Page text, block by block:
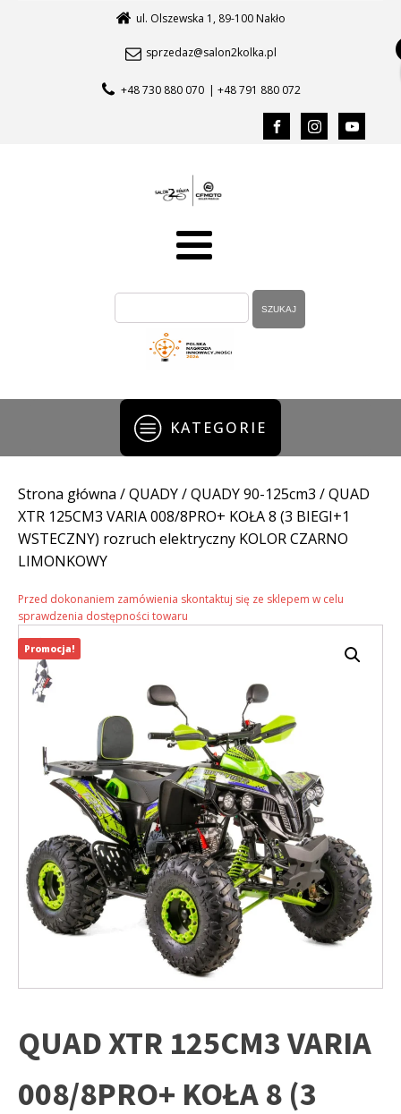
ul. Olszewska 1, 89-100 Nakło
sprzedaz@salon2kolka.pl
+48 730 880 070 | +48 791 880 072
KATEGORIE
Strona główna /QUADY/QUADY 90-125cm3 / QUAD
XTR 125CM3 VARIA 008/8PRO+ KOŁA 8 (3 BIEGI+1
WSTECZNY) rozruch elektryczny KOLOR CZARNO
LIMONKOWY
Przed dokonaniem zamówienia skontaktuj się ze sklepem w celu
sprawdzenia dostępności towaru
QUAD XTR 125CM3 VARIA
008/8PRO+ KOŁA 8 (3
Promocja!